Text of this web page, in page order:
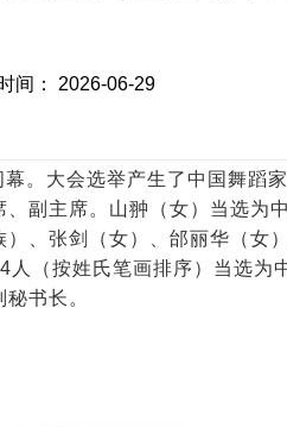
间： 2026-06-29
。大会选举产生了中国 舞蹈
副主席。 山翀（女） 当选为
、张剑（女）、邰丽华（女
人（按姓氏笔画排序） 当选为
秘书长。